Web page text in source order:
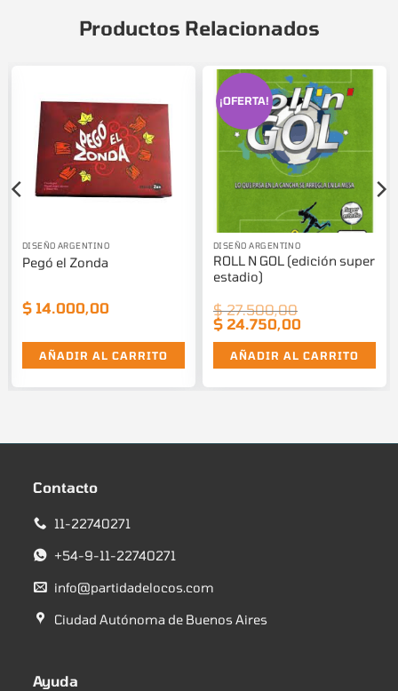
Productos Relacionados
DISEÑO ARGENTINO
Pegó el Zonda
$14.000,00
AÑADIR AL CARRITO
¡OFERTA!
DISEÑO ARGENTINO
ROLL N GOL (edición super
estadio)
$27.500,00
El
precio
original
era:
$ 24.750,00
actual
es:
AÑADIR AL CARRITO
Contacto
11-22740271
+54-9-11-22740271
info@partidadelocos.com
Ciudad Autónoma de Buenos Aires
Ayuda